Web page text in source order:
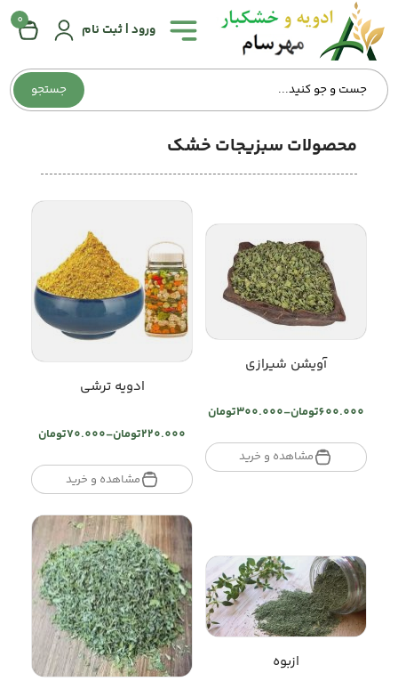
جستجو
ورود | ثبت نام
0
همه
دسته‌بندی‌ها
صفحه
اصلی
تماس
وبلاگ
محصولات سبزیجات خشک
آویشن شیرازی
تومان600.000
– تومان300.000
Price
تومان300.000
through
مشاهده و خرید
ادویه ترشی
تومان220.000
– تومان70.000
Price
تومان70.000
through
تومان220.000
مشاهده و خرید
ازبوه